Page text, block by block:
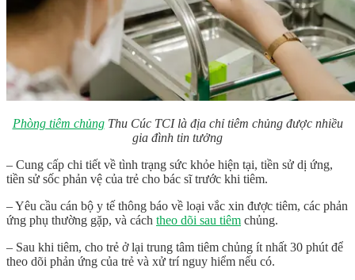
Phòng tiêm chủngThu Cúc TCI là địa chỉ tiêm chủng được nhiều
gia đình tin tưởng
– Cung cấp chi tiết về tình trạng sức khỏe hiện tại, tiền sử dị ứng,
tiền sử sốc phản vệ của trẻ cho bác sĩ trước khi tiêm.
– Yêu cầu cán bộ y tế thông báo về loại vắc xin được tiêm, các phản
ứng phụ thường gặp, và cách theo dõi sau tiêm chủng.
– Sau khi tiêm, cho trẻ ở lại trung tâm tiêm chủng ít nhất 30 phút để
theo dõi phản ứng của trẻ và xử trí nguy hiểm nếu có.